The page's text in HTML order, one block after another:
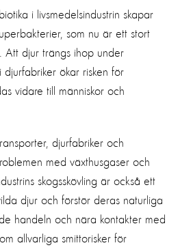
i livsmedelsindustrin skapar
som nu är ett stort
Att djur trängs ihop under
djurfabriker ökar risken för
vidare till människor och
djurfabriker och
med växthusgaser och
skogsskövling är också ett
djur och förstör deras naturliga
handeln och nära kontakter med
allvarliga smittorisker för